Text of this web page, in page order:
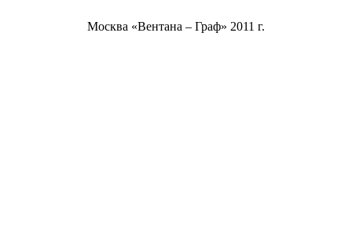
Москва «Вентана – Граф» 2011 г.